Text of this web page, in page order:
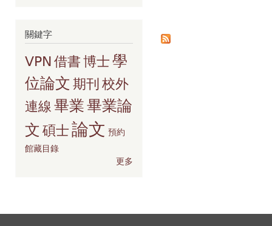
關鍵字
VPN借書博士學
位論文 期刊 校外
連線 畢業畢業論
文 碩士論文 預約
館藏目錄
更多